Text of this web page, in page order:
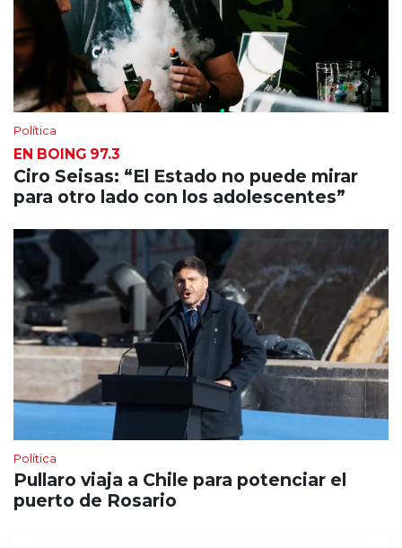
Política
EN BOING 97.3
Ciro Seisas: “El Estado no puede mirar
para otro lado con los adolescentes”
Política
Pullaro viaja a Chile para potenciar el
puerto de Rosario